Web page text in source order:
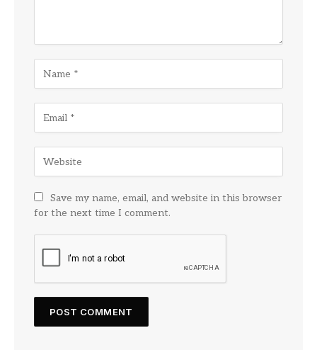
Save my name, email, and website in this browser
for the next time I comment.